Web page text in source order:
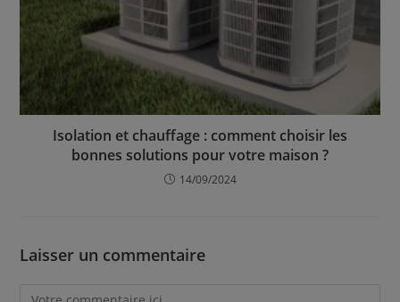
Isolation et chauffage : comment choisir les
bonnes solutions pour votre maison ?
14/09/2024
Laisser un commentaire